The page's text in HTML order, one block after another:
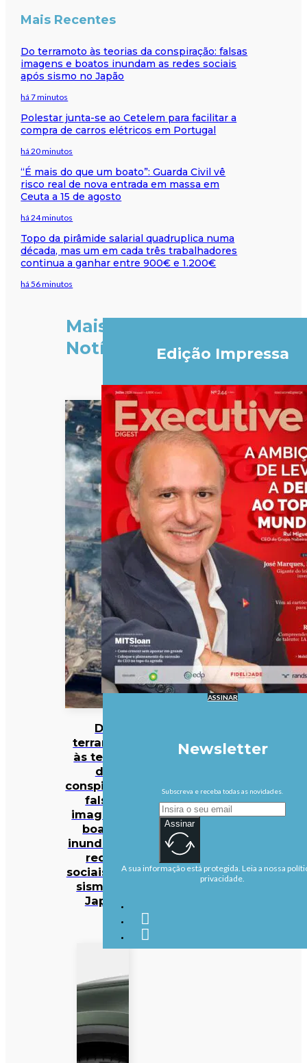
Mais Recentes
Do terramoto às teorias da conspiração: falsas
imagens e boatos inundam as redes sociais
após sismo no Japão
há 7 minutos
Polestar junta-se ao Cetelem para facilitar a
compra de carros elétricos em Portugal
há 20 minutos
“É mais do que um boato”: Guarda Civil vê
risco real de nova entrada em massa em
Ceuta a 15 de agosto
há 24 minutos
Topo da pirâmide salarial quadruplica numa
década, mas um em cada três trabalhadores
continua a ganhar entre 900€ e 1.200€
há 56 minutos
Mais
Notícias
Do
terramoto
às teorias
da
conspiração:
falsas
imagens e
boatos
inundam as
redes
sociais após
sismo no
Japão
Edição Impressa
ASSINAR
Newsletter
Subscreva e receba todas as novidades.
Assinar
A sua informação está protegida. Leia a nossa
privacidade.